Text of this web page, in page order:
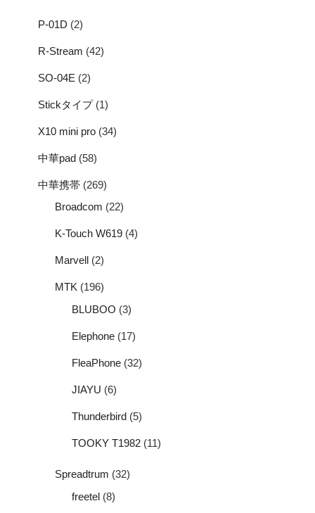
P-01D (2)
R-Stream (42)
SO-04E (2)
Stickタイプ(1)
X10 mini pro (34)
中華pad (58)
中華携帯 (269)
Broadcom (22)
K-Touch W619 (4)
Marvell (2)
MTK (196)
BLUBOO (3)
Elephone (17)
FleaPhone (32)
JIAYU (6)
Thunderbird (5)
TOOKY T1982 (11)
Spreadtrum (32)
freetel (8)